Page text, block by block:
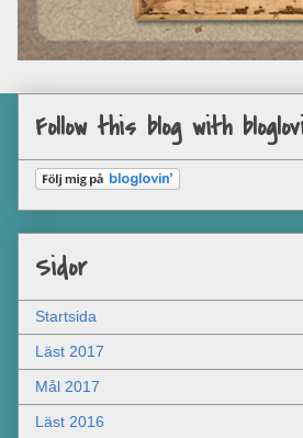
Follow this blog with
Sidor
Startsida
Läst 2017
Mål 2017
Läst 2016